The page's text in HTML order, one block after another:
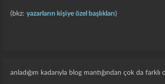
(bkz:yazarların kişiye özel başlıkları)
anladığım kadarıyla blog mantığından çok da